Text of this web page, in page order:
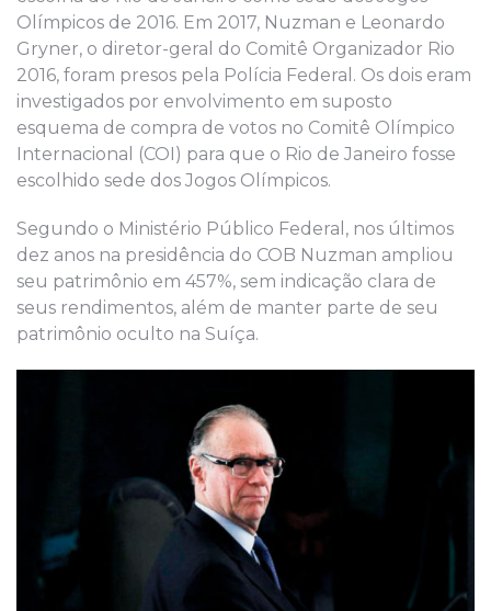
Olímpicos de 2016. Em 2017, Nuzman e Leonardo
Gryner, o diretor-geral do Comitê Organizador Rio
2016, foram presos pela Polícia Federal. Os dois eram
investigados por envolvimento em suposto
esquema de compra de votos no Comitê Olímpico
Internacional (COI) para que o Rio de Janeiro fosse
escolhido sede dos Jogos Olímpicos.
Segundo o Ministério Público Federal, nos últimos
dez anos na presidência do COB Nuzman ampliou
seu patrimônio em 457%, sem indicação clara de
seus rendimentos, além de manter parte de seu
patrimônio oculto na Suíça.